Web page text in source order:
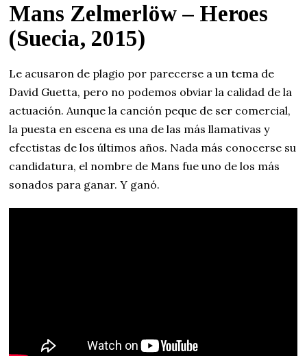
Mans Zelmerlöw – Heroes
(Suecia, 2015)
Le acusaron de plagio por parecerse a un tema de
David Guetta, pero no podemos obviar la calidad de la
actuación. Aunque la canción peque de ser comercial,
la puesta en escena es una de las más llamativas y
efectistas de los últimos años. Nada más conocerse su
candidatura, el nombre de Mans fue uno de los más
sonados para ganar. Y ganó.